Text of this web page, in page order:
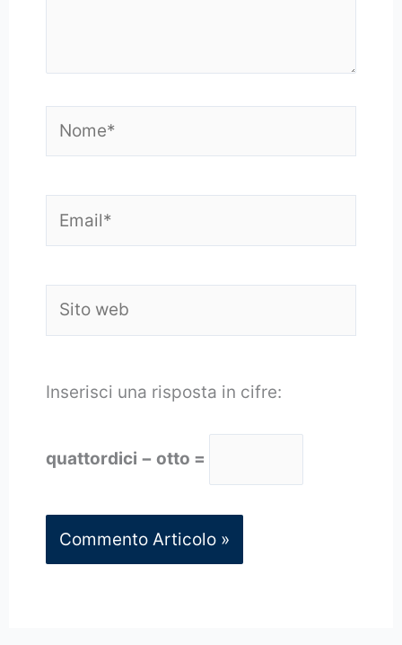
web
Inserisci una risposta in cifre:
quattordici − otto =